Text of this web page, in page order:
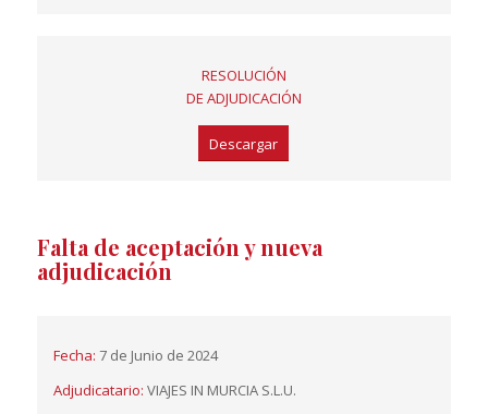
RESOLUCIÓN
DE ADJUDICACIÓN
Descargar
Falta de aceptación y nueva
adjudicación
Fecha: 7 de Junio de 2024
Adjudicatario: VIAJES IN MURCIA S.L.U.